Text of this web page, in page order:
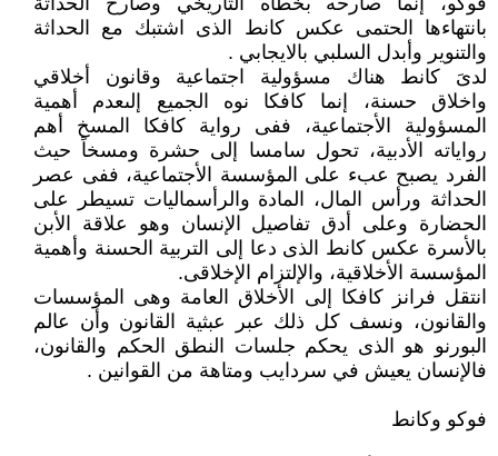
بانتهاءها الحتمى عكس كانط الذى اشتبك مع الحداثة
والتنوير وأبدل السلبي بالايجابي .
لدىَ كانط هناك مسؤولية اجتماعية وقانون أخلاقي
واخلاق حسنة، إنما كافكا نوه الجميع إلىعدم أهمية
المسؤولية الأجتماعية، ففى رواية كافكا المسخ أهم
رواياته الأدبية، تحول سامسا إلى حشرة ومسخاً حيث
الفرد يصبح عبء على المؤسسة الأجتماعية، ففى عصر
الحداثة ورأس المال، المادة والرأسماليات تسيطر على
الحضارة وعلى أدق تفاصيل الإنسان وهو علاقة الأبن
بالأسرة عكس كانط الذى دعا إلى التربية الحسنة وأهمية
المؤسسة الأخلاقية، والإلتزام الإخلاقى.
انتقل فرانز كافكا إلى الأخلاق العامة وهى المؤسسات
والقانون، ونسف كل ذلك عبر عبثية القانون وأن عالم
البورنو هو الذى يحكم جلسات النطق الحكم والقانون،
فالإنسان يعيش في سردايب ومتاهة من القوانين .
فوكو وكانط